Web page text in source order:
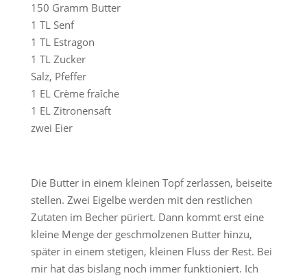
150 Gramm Butter
1 TL Senf
1 TL Estragon
1 TL Zucker
Salz, Pfeffer
1 EL Crème fraîche
1 EL Zitronensaft
zwei Eier
Die Butter in einem kleinen Topf zerlassen, beiseite
stellen. Zwei Eigelbe werden mit den restlichen
Zutaten im Becher püriert. Dann kommt erst eine
kleine Menge der geschmolzenen Butter hinzu,
später in einem stetigen, kleinen Fluss der Rest. Bei
mir hat das bislang noch immer funktioniert. Ich